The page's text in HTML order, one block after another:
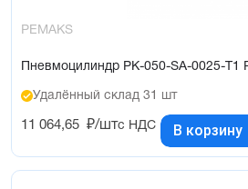
PEMAKS
Пневмоцилиндр PK-050-SA-0025-T1
Удалённый склад 31 шт
11 064,65 ₽/штс НДС В корзину